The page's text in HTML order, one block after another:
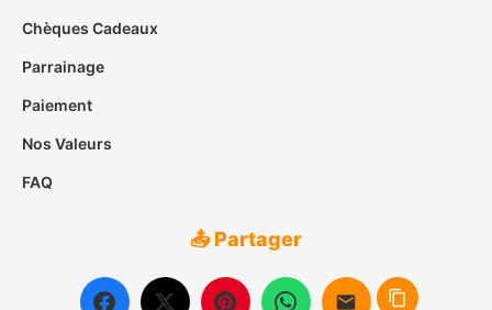
Chèques Cadeaux
Parrainage
Paiement
Nos Valeurs
FAQ
📤 Partager